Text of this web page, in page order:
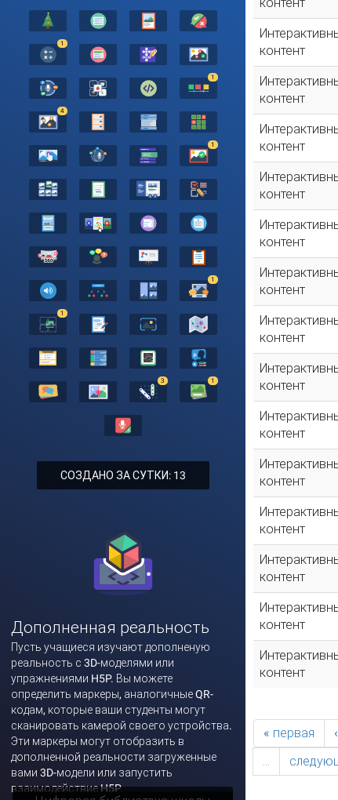
1
1
4
1
1
1
3 1
СОЗДАНО ЗА СУТКИ: 13
Дополненная реальность
Пусть учащиеся изучают дополненую
реальность с 3D-моделями или
упражнениями H5P. Вы можете
определить маркеры, аналогичные QR-
кодам, которые ваши студенты могут
сканировать камерой своего устройства.
Эти маркеры могут отобразить в
дополненной реальности загруженные
вами 3D-модели или запустить
взаимодействие H5P.
контент
контент
контент
контент
контент
контент
контент
контент
контент
контент
контент
контент
контент
контент
« первая
…